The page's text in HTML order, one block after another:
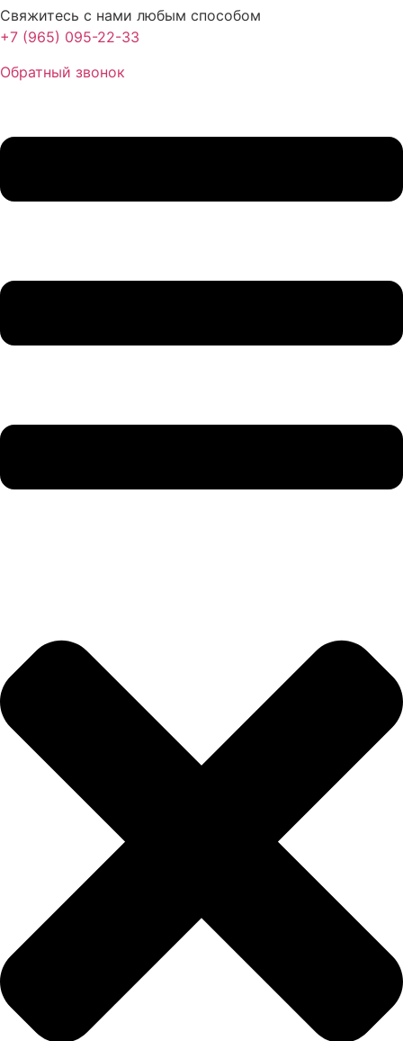
Свяжитесь с нами любым способом
+7 (965) 095-22-33
Обратный звонок